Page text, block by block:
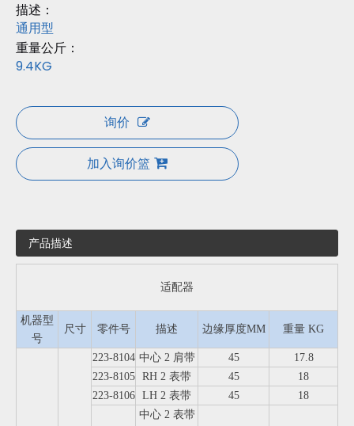
描述：
通用型
重量公斤：
9.4KG
询价
加入询价篮
产品描述
适配器
机器型
号
尺寸 零件号 描述 边缘厚度MM 重量 KG
223-8104 中心 2 肩带 45
17.8
223-8105
RH 2 表带 45
18
223-8106
LH 2 表带 45 18
中心 2 表带